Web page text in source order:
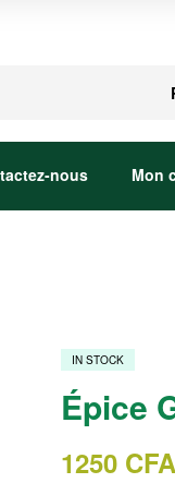
nous Mon
IN STOCK
Épice
1250 CFA